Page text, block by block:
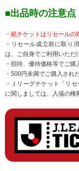
■出品時の注意点
・紙チケットはリセールの
・リセール成立前に取り
は、ご自身でご利用いただ
・招待、優待価格等でご購
・500円未満でご購入され
・Ｊリーグチケット「リ
に関しましては、入場の権